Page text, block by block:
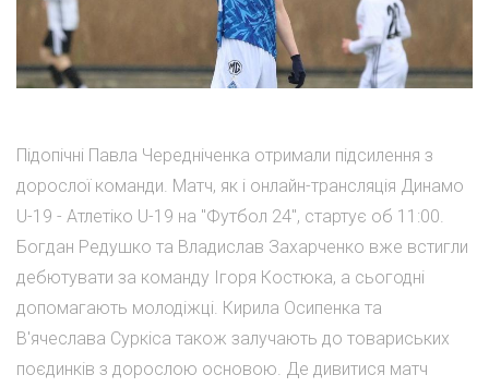
Підопічні Павла Чередніченка отримали підсилення з
дорослої команди. Матч, як і онлайн-трансляція Динамо
U-19 - Атлетіко U-19 на "Футбол 24", стартує об 11:00.
Богдан Редушко та Владислав Захарченко вже встигли
дебютувати за команду Ігоря Костюка, а сьогодні
допомагають молодіжці. Кирила Осипенка та
В'ячеслава Суркіса також залучають до товариських
поєдинків з дорослою основою. Де дивитися матч